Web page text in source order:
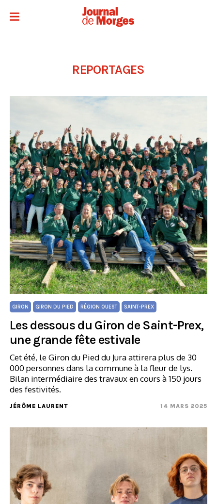
REPORTAGES
GIRON GIRON DU PIED RÉGION OUEST SAINT-PREX
Les dessous du Giron de Saint-Prex,
une grande fête estivale
Cet été, le Giron du Pied du Jura attirera plus de 30
000 personnes dans la commune à la fleur de lys.
Bilan intermédiaire des travaux en cours à 150 jours
des festivités.
JÉRÔME LAURENT 14 MARS 2025